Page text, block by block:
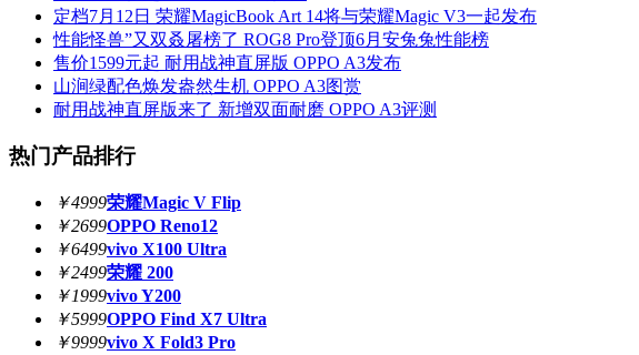
定档7月12日 荣耀MagicBook Art 14将与荣耀Magic V3一起发布
性能怪兽”又双叒屠榜了 ROG8 Pro登顶6月安兔兔性能榜
售价1599元起 耐用战神直屏版 OPPO A3发布
山涧绿配色焕发盎然生机 OPPO A3图赏
耐用战神直屏版来了 新增双面耐磨 OPPO A3评测
热门产品排行
￥4999荣耀Magic V Flip
￥2699OPPO Reno12
￥6499vivo X100 Ultra
￥2499荣耀 200
￥1999vivo Y200
￥5999OPPO Find X7 Ultra
￥9999vivo X Fold3 Pro